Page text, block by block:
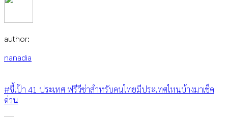
author:
nanadia
#ชี้เป้า 41 ประเทศ ฟรีวีซ่าสำหรับคนไทยมีประเทศไหนบ้างมาเช็ค
ด่วน